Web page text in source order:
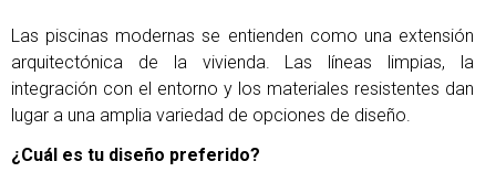
Las piscinas modernas se entienden como una extensión
arquitectónica de la vivienda. Las líneas limpias, la
integración con el entorno y los materiales resistentes dan
lugar a una amplia variedad de opciones de diseño.
¿Cuál es tu diseño preferido?